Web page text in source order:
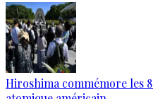
Hiroshima commémore les